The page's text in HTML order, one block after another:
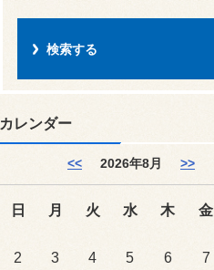
カレンダー
<< 2026年8月 >>
日 月 火 水 木 金
2
3 4 5 6 7